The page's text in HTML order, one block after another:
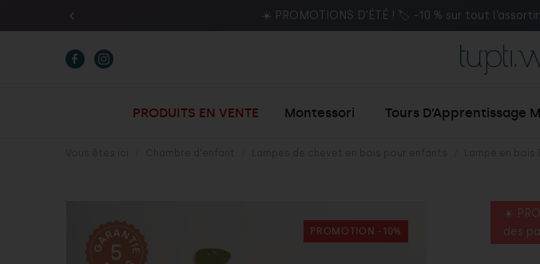
Inscrivez-vous à notre newsletter et
PRODUITS EN VENTE Montessori Tours D’Apprentissage
PROMOTION -10%
☀️
des